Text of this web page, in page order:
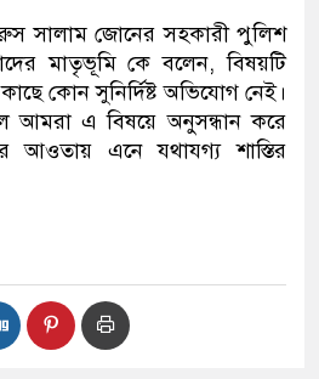
সালাম জোনের সহকারী পুলিশ
মাতৃভূমি কে বলেন, বিষয়টি
কোন সুনির্দিষ্ট অভিযোগ নেই।
আমরা এ বিষয়ে অনুসন্ধান করে
আওতায় এনে যথাযগ্য শাস্তির